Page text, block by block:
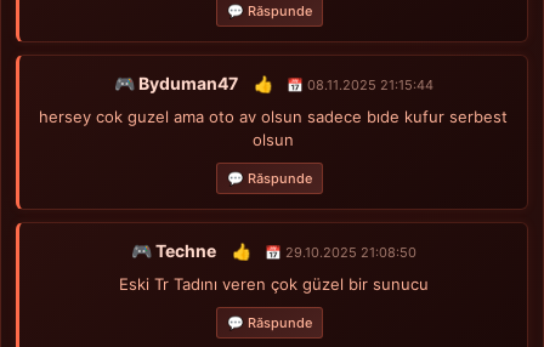
💬 Răspunde
🎮 Byduman47 👍 📅 08.11.2025 21:15:44
hersey cok guzel ama oto av olsun sadece bıde kufur serbest
olsun
💬 Răspunde
🎮 Techne 👍 📅 29.10.2025 21:08:50
Eski Tr Tadını veren çok güzel bir sunucu
💬 Răspunde